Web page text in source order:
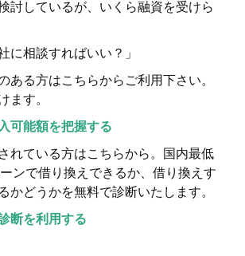
討しているが、いくら融資を受けら
に相談すればいい？」
ある方はこちらからご利用下さい。
ます。
可能額を把握する
れている方はこちらから。国内最低
ンで借り換えできるか、借り換えす
かどうかを無料で診断いたします。
断を利用する